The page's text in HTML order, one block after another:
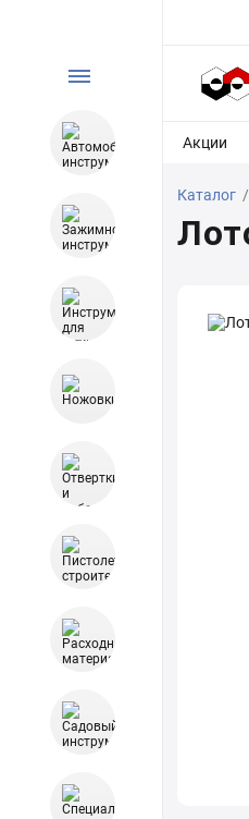
Акции
Каталог /